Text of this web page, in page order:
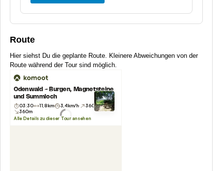
Route
Hier siehst Du die geplante Route. Kleinere Abweichungen von der
Route während der Tour sind möglich.